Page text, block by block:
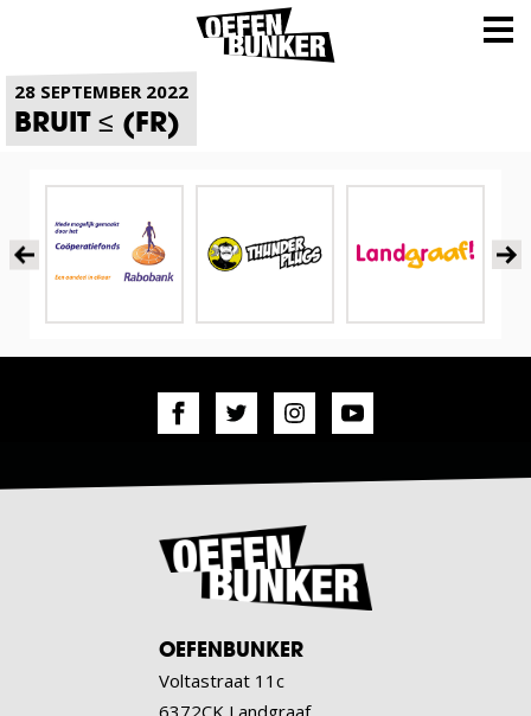
NIEUWS
28 SEPTEMBER 2022
BRUIT ≤ (FR)
OEFENBUNKER
Voltastraat 11c
6372CK Landgraaf